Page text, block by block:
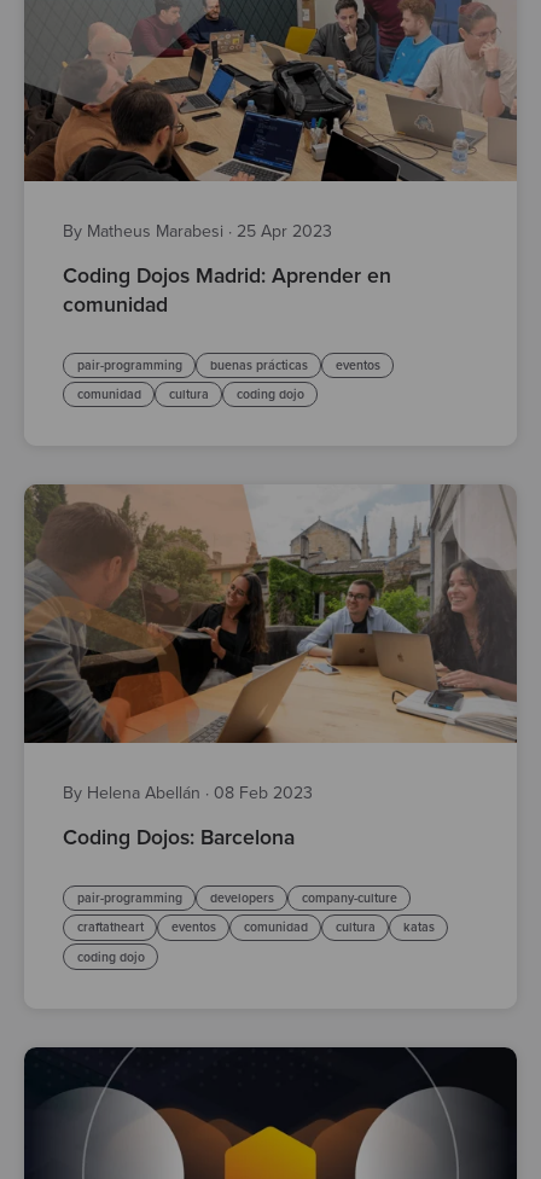
By Matheus Marabesi · 25 Apr 2023
Coding Dojos Madrid: Aprender en
comunidad
pair-programming buenas prácticas
eventos
comunidad
cultura coding dojo
By Helena Abellán · 08 Feb 2023
Coding Dojos: Barcelona
pair-programming developers
company-culture
craftatheart
eventos comunidad cultura
katas
coding dojo